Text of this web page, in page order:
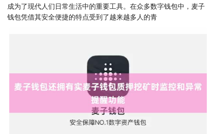
成为了现代人们日常生活中的重要工具。在众多数字钱包中，麦子
钱包凭借其安全便捷的特点受到了越来越多人的青